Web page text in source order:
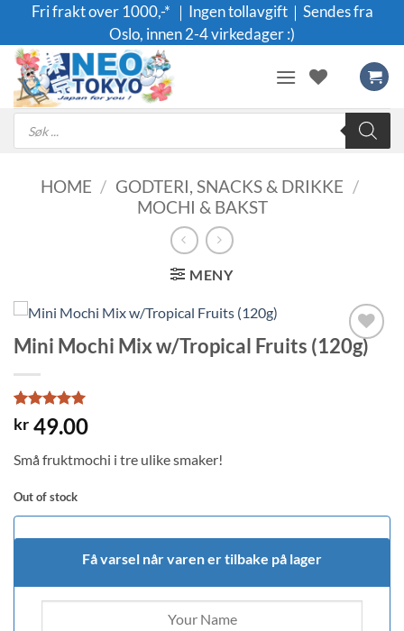
content
Fri frakt over 1000,-* ｜Ingen tollavgift｜Sendes fra
Oslo, innen 2-4 virkedager :)
Products
search
HOME / GODTERI, SNACKS & DRIKKE /
MOCHI & BAKST
MENY
Legg til i
Mini Mochi Mix w/Tropical Fruits (120g)
Rated5
out of 5
2
customer
kr 49.00
Små fruktmochi i tre ulike smaker!
Out of stock
Få varsel når varen er tilbake på lager